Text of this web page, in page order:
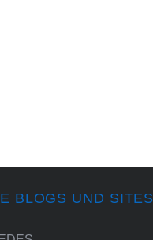
BLOGS UND SITES